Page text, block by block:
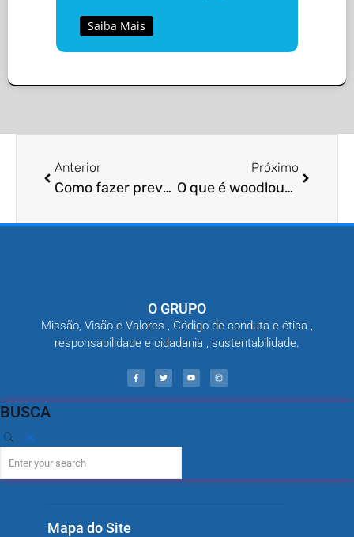
Saiba Mais
Anterior
Como fazer prevenção de wolf spiders em residências?
Próximo
O que é woodlouse infestation e sua prevenção?
O GRUPO
Missão, Visão e Valores , Código de conduta e ética ,
responsabilidade e cidadania , sustentabilidade.
BUSCA
Mapa do Site